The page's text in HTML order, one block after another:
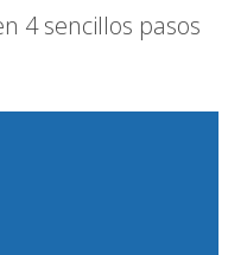
4 sencillos pasos